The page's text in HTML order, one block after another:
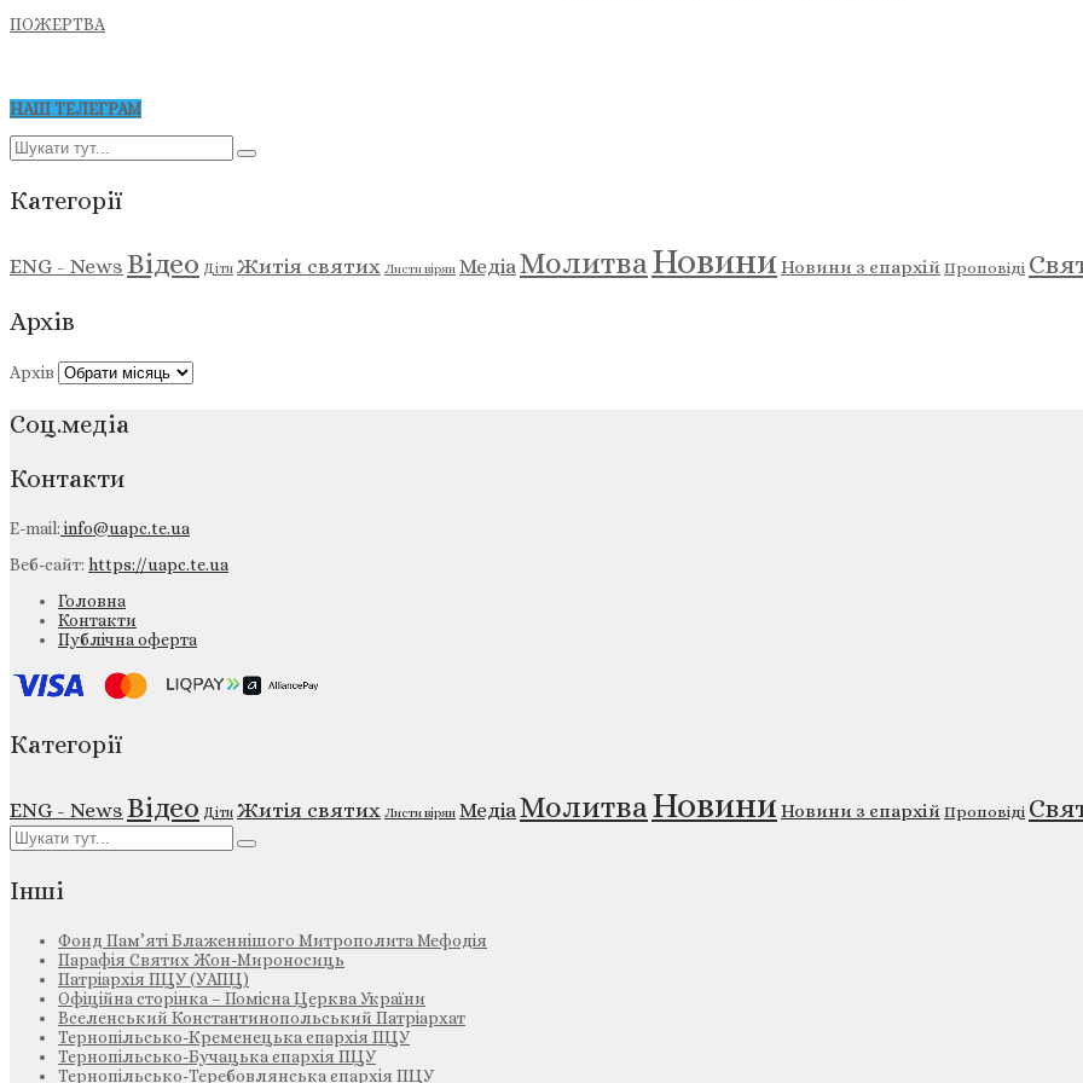
ПОЖЕРТВА
НАШ ТЕЛЕГРАМ
Категорії
ENG - News Відео Діти Житія святих Листи вірян МедіаМолитваНовини Новини з єпархій Проповіді
Архів
Архів
Соц.медіа
Контакти
E-mail:info@uapc.te.ua
Веб-сайт: https://uapc.te.ua
Головна
Контакти
Публічна оферта
Категорії
ENG - News Відео Діти Житія святих Листи вірян МедіаМолитваНовиниНовини з єпархій Проповіді
Інші
Фонд Пам’яті Блаженнішого Митрополита Мефодія
Парафія Святих Жон-Мироносиць
Патріархія ПЦУ (УАПЦ)
Офіційна сторінка – Помісна Церква України
Вселенський Константинопольський Патріархат
Тернопільсько-Кременецька єпархія ПЦУ
Тернопільсько-Бучацька єпархія ПЦУ
Тернопільсько-Теребовлянська єпархія ПЦУ